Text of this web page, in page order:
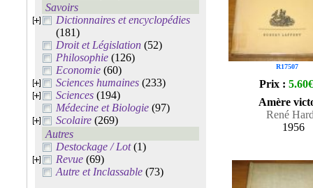
Savoirs
Dictionnaires et encyclopédies
(181)
Droit et Législation (52)
Philosophie (126)
Economie (60)
Sciences humaines (233)
Sciences (194)
Médecine et Biologie (97)
Scolaire (269)
Autres
Destockage / Lot(1)
Revue (69)
Autre et Inclassable (73)
R17507
Prix : 5.60€
Amère
René
1956